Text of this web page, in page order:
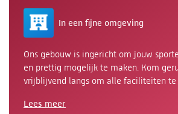
In een fijne omgeving
Ons gebouw is ingericht om jouw
en prettig mogelijk te maken. Kom
vrijblijvend langs om alle faciliteiten te
Lees meer